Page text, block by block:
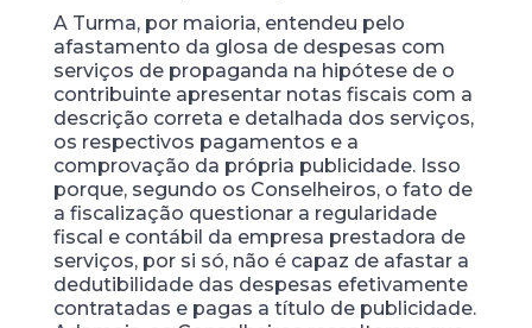
A Turma, por maioria, entendeu pelo
afastamento da glosa de despesas com
serviços de propaganda na hipótese de o
contribuinte apresentar notas fiscais com a
descrição correta e detalhada dos serviços,
os respectivos pagamentos e a
comprovação da própria publicidade. Isso
porque, segundo os Conselheiros, o fato de
a fiscalização questionar a regularidade
fiscal e contábil da empresa prestadora de
serviços, por si só, não é capaz de afastar a
dedutibilidade das despesas efetivamente
contratadas e pagas a título de publicidade.